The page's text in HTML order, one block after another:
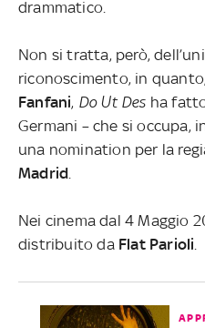
drammatico.
Non si tratta, però,
riconoscimento, in
Fanfani, Do Ut Des ha
Germani – che si occupa,
una nomination per la
Madrid.
Nei cinema dal 4 Maggio
distribuito da Flat Parioli.